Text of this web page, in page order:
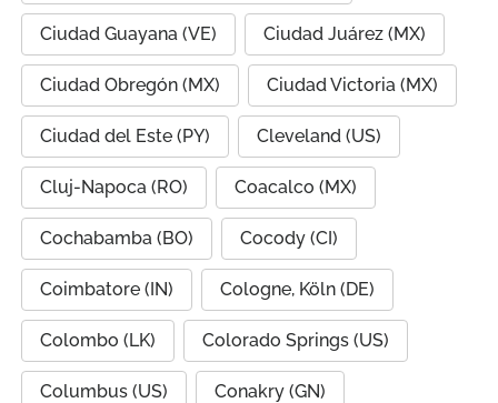
Ciudad Guayana (VE) Ciudad Juárez (MX)
Ciudad Obregón (MX) Ciudad Victoria (MX)
Ciudad del Este (PY) Cleveland (US)
Cluj-Napoca (RO) Coacalco (MX)
Cochabamba (BO) Cocody (CI)
Coimbatore (IN) Cologne, Köln (DE)
Colombo (LK) Colorado Springs (US)
Columbus (US) Conakry (GN)